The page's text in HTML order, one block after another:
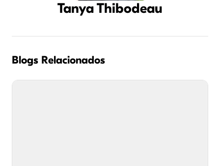
Tanya Thibodeau
Blogs Relacionados